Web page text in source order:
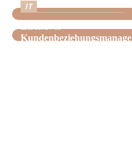
IT
Kundenbeziehungsmanage